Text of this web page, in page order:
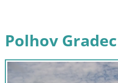
Polhov Gradec